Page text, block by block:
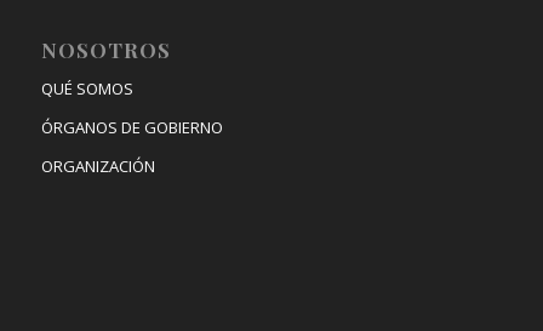
NOSOTROS
QUÉ SOMOS
ÓRGANOS DE GOBIERNO
ORGANIZACIÓN